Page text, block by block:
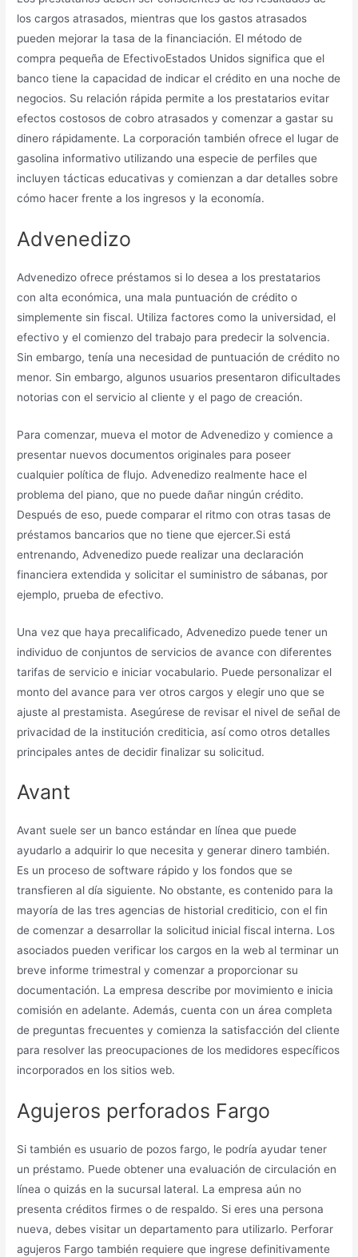
los cargos atrasados, mientras que los gastos atrasados ​​
pueden mejorar la tasa de la financiación. El método de
compra pequeña de EfectivoEstados Unidos significa que el
banco tiene la capacidad de indicar el crédito en una noche de
negocios. Su relación rápida permite a los prestatarios evitar
efectos costosos de cobro atrasados ​​y comenzar a gastar su
dinero rápidamente. La corporación también ofrece el lugar de
gasolina informativo utilizando una especie de perfiles que
incluyen tácticas educativas y comienzan a dar detalles sobre
cómo hacer frente a los ingresos y la economía.
Advenedizo
Advenedizo ofrece préstamos si lo desea a los prestatarios
con alta económica, una mala puntuación de crédito o
simplemente sin fiscal. Utiliza factores como la universidad, el
efectivo y el comienzo del trabajo para predecir la solvencia.
Sin embargo, tenía una necesidad de puntuación de crédito no
menor. Sin embargo, algunos usuarios presentaron dificultades
notorias con el servicio al cliente y el pago de creación.
Para comenzar, mueva el motor de Advenedizo y comience a
presentar nuevos documentos originales para poseer
cualquier política de flujo. Advenedizo realmente hace el
problema del piano, que no puede dañar ningún crédito.
Después de eso, puede comparar el ritmo con otras tasas de
préstamos bancarios que no tiene que ejercer.Si está
entrenando, Advenedizo puede realizar una declaración
financiera extendida y solicitar el suministro de sábanas, por
ejemplo, prueba de efectivo.
Una vez que haya precalificado, Advenedizo puede tener un
individuo de conjuntos de servicios de avance con diferentes
tarifas de servicio e iniciar vocabulario. Puede personalizar el
monto del avance para ver otros cargos y elegir uno que se
ajuste al prestamista. Asegúrese de revisar el nivel de señal de
privacidad de la institución crediticia, así como otros detalles
principales antes de decidir finalizar su solicitud.
Avant
Avant suele ser un banco estándar en línea que puede
ayudarlo a adquirir lo que necesita y generar dinero también.
Es un proceso de software rápido y los fondos que se
transfieren al día siguiente. No obstante, es contenido para la
mayoría de las tres agencias de historial crediticio, con el fin
de comenzar a desarrollar la solicitud inicial fiscal interna. Los
asociados pueden verificar los cargos en la web al terminar un
breve informe trimestral y comenzar a proporcionar su
documentación. La empresa describe por movimiento e inicia
comisión en adelante. Además, cuenta con un área completa
de preguntas frecuentes y comienza la satisfacción del cliente
para resolver las preocupaciones de los medidores específicos
incorporados en los sitios web.
Agujeros perforados Fargo
Si también es usuario de pozos fargo, le podría ayudar tener
un préstamo. Puede obtener una evaluación de circulación en
línea o quizás en la sucursal lateral. La empresa aún no
presenta créditos firmes o de respaldo. Si eres una persona
nueva, debes visitar un departamento para utilizarlo. Perforar
agujeros Fargo también requiere que ingrese definitivamente